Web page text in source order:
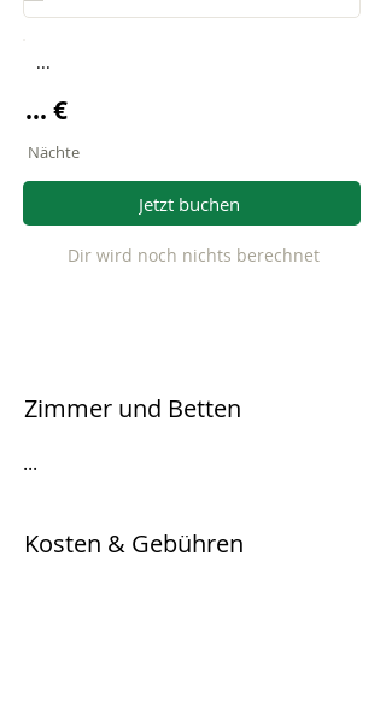
...
... €
Nächte
Jetzt buchen
Dir wird noch nichts berechnet
Zimmer und Betten
...
Kosten & Gebühren